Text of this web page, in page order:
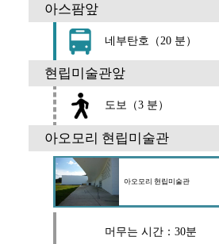
아스팜앞
네부탄호（20 분）
현립미술관앞
도보（3 분）
아오모리 현립미술관
아오모리 현립미술관
머무는 시간：30분